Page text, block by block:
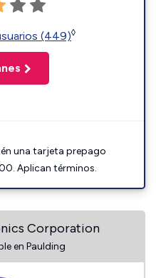
(449)◊
una tarjeta prepago
Aplican términos.
Corporation
en Paulding